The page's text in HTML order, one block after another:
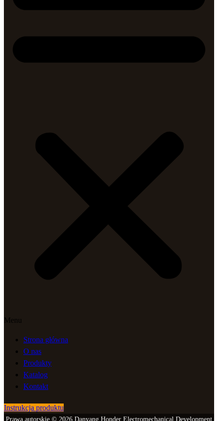
Menu
Strona główna
O nas
Produkty
Katalog
Kontakt
Instrukcja produktu
Prawa autorskie © 2026 Danyang Honder Electromechanical Development